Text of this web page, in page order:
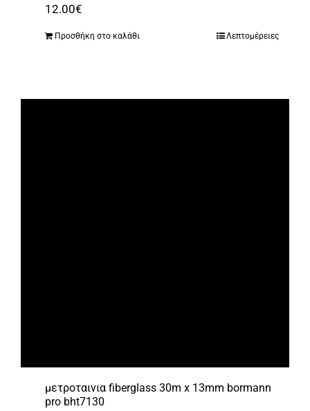
12.00€
Προσθήκη στο καλάθι Λεπτομέρειες
μετροταινια fiberglass 30m x 13mm bormann
pro bht7130